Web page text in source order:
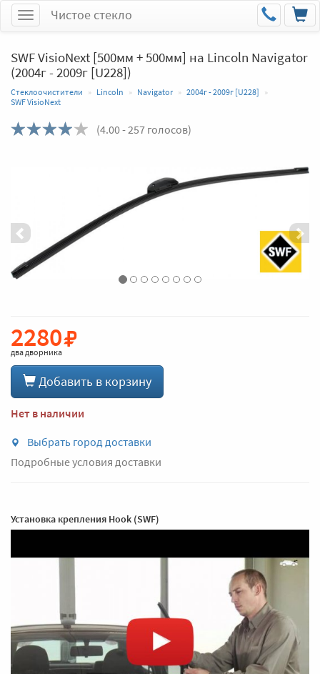
МенюЧистое стекло
SWF VisioNext [500мм + 500мм] на Lincoln Navigator
(2004г - 2009г [U228])
Стеклоочистители Lincoln Navigator
2004г - 2009г [U228]
SWF VisioNext
(4.00- 257 голосов)
2280
два дворника
Добавить в корзину
Нет в наличии
Выбрать город доставки
Подробные условия доставки
Установка крепления Hook (SWF)